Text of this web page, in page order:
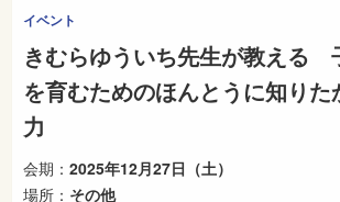
イベント
きむらゆういち先生が教える
を育むためのほんとうに知り
力
会期： 2025年12月27日（土）
場所： その他